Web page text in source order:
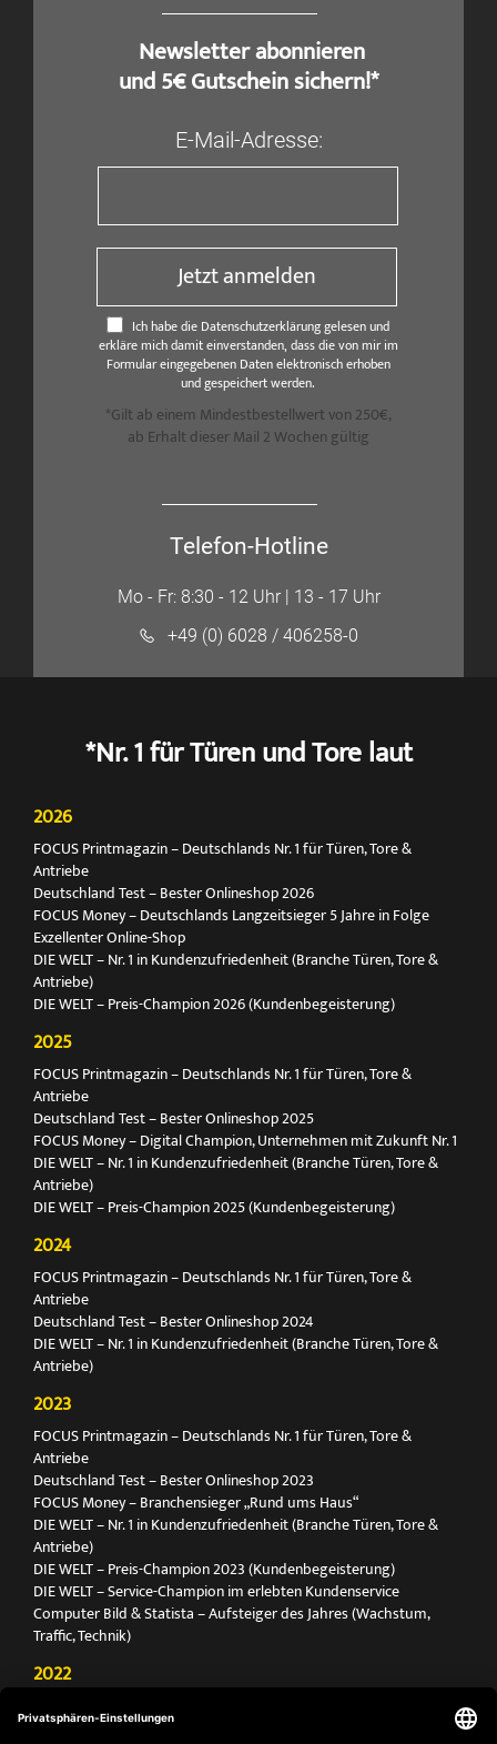
​ Newsletter abonnieren
und 5€ Gutschein sichern!*
E-Mail-Adresse:
Jetzt anmelden
Ich habe die Datenschutzerklärung gelesen und
erkläre mich damit einverstanden, dass die von mir im
Formular eingegebenen Daten elektronisch erhoben
und gespeichert werden.
*Gilt ab einem Mindestbestellwert von 250€,
ab Erhalt dieser Mail 2 Wochen gültig
Telefon-Hotline
Mo - Fr: 8:30 - 12 Uhr | 13 - 17 Uhr
+49 (0) 6028 / 406258-0
*Nr. 1 für Türen und Tore laut
2026
FOCUS Printmagazin – Deutschlands Nr. 1 für Türen, Tore &
Antriebe
Deutschland Test – Bester Onlineshop 2026
FOCUS Money – Deutschlands Langzeitsieger 5 Jahre in Folge
Exzellenter Online-Shop
DIE WELT – Nr. 1 in Kundenzufriedenheit (Branche Türen, Tore &
Antriebe)
DIE WELT – Preis-Champion 2026 (Kundenbegeisterung)
2025
FOCUS Printmagazin – Deutschlands Nr. 1 für Türen, Tore &
Antriebe
Deutschland Test – Bester Onlineshop 2025
FOCUS Money – Digital Champion, Unternehmen mit Zukunft Nr. 1
DIE WELT – Nr. 1 in Kundenzufriedenheit (Branche Türen, Tore &
Antriebe)
DIE WELT – Preis-Champion 2025 (Kundenbegeisterung)
2024
FOCUS Printmagazin – Deutschlands Nr. 1 für Türen, Tore &
Antriebe
Deutschland Test – Bester Onlineshop 2024
DIE WELT – Nr. 1 in Kundenzufriedenheit (Branche Türen, Tore &
Antriebe)
2023
FOCUS Printmagazin – Deutschlands Nr. 1 für Türen, Tore &
Antriebe
Deutschland Test – Bester Onlineshop 2023
FOCUS Money – Branchensieger „Rund ums Haus“
DIE WELT – Nr. 1 in Kundenzufriedenheit (Branche Türen, Tore &
Antriebe)
DIE WELT – Preis-Champion 2023 (Kundenbegeisterung)
DIE WELT – Service-Champion im erlebten Kundenservice
Computer Bild & Statista – Aufsteiger des Jahres (Wachstum,
Traffic, Technik)
2022
Antriebe